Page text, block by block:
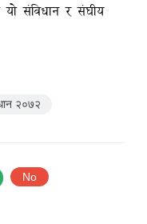
संविधान र संघीय
२०७२
No